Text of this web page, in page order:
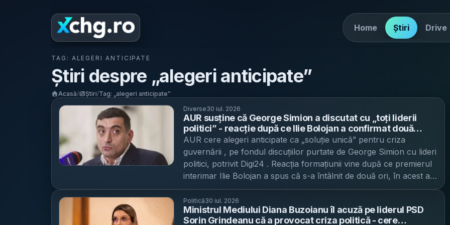
Home Știri Drive
TAG: ALEGERI ANTICIPATE
Știri despre „alegeri anticipate”
Acasă/ Știri/Tag: „alegeri anticipate”
Diverse30 iul. 2026
AUR susține că George Simion a discutat cu „toți liderii
politici” - reacție după ce Ilie Bolojan a confirmat două
întâlniri cu șeful AUR
AUR cere alegeri anticipate ca „soluție unică” pentru criza
guvernării , pe fondul discuțiilor purtate de George Simion cu lideri
politici, potrivit Digi24 . Reacția formațiunii vine după ce premierul
interimar Ilie Bolojan a spus că s-a întâlnit de două ori, în acest an,
cu liderul AUR. Într-un răspuns pentru Digi24.ro, AUR susține că
Simion „a purtat discuții în ultima perioadă cu toți liderii politici”, dar
că „unii recunosc că au participat la discuții, alții nu”, fără a
Politică30 iul. 2026
Ministrul Mediului Diana Buzoianu îl acuză pe liderul PSD
Sorin Grindeanu că a provocat criza politică - cere